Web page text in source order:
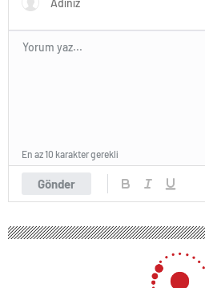
Gönder
En az 10 karakter gerekli